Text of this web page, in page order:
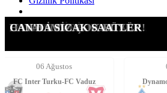
ICARDI'YE YENİ TALİP
SUÇ DUYURUSU YAPTIK!
G.SARAY İÇİN AÇIKLAMA
LEAO ALEV ALEV!!!!
FORVETE İKİ ADAY!
DAVINSON'DA NOKTA!
HAYALİMİZ ÇOK BÜYÜK!
CAN'DA SICAK SAATLER
<
Vaduz Dynamo Kiev-Qarabag FK